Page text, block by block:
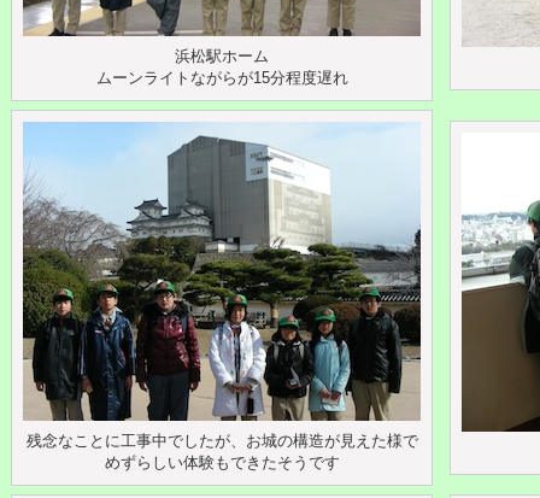
浜松駅ホーム
ムーンライトながらが15分程度遅れ
残念なことに工事中でしたが、お城の構造が見えた様で
めずらしい体験もできたそうです